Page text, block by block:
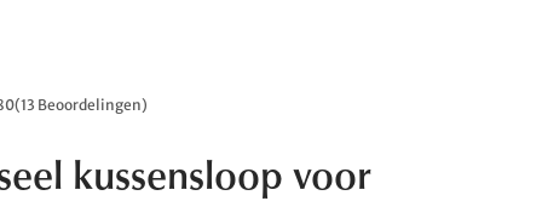
(13 Beoordelingen)
kussensloop voor